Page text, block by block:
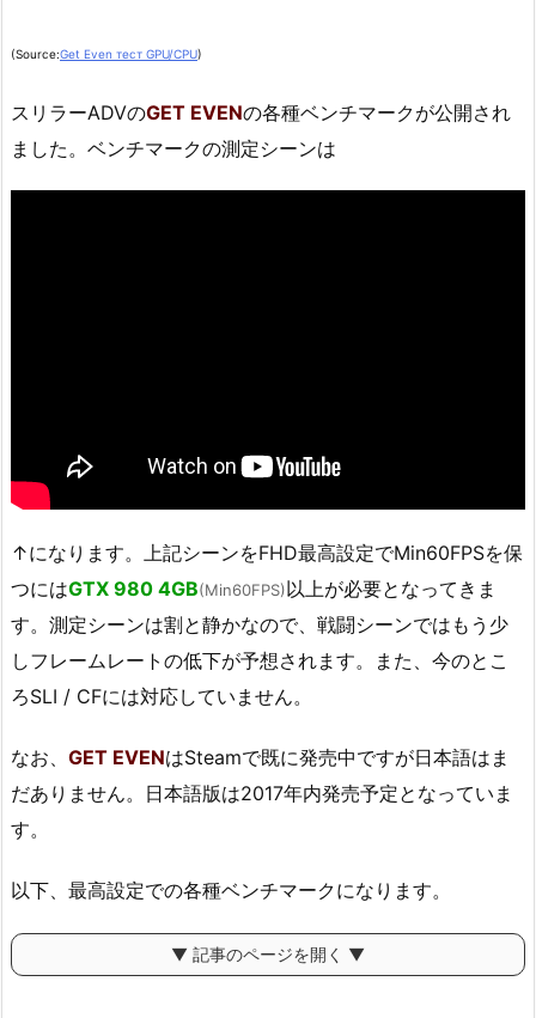
(Source:Get Even тест GPU/CPU)
スリラーADVのGET EVENの各種ベンチマークが公開され
ました。ベンチマークの測定シーンは
↑になります。上記シーンをFHD最高設定でMin60FPSを保
つにはGTX 980 4GB(Min60FPS)以上が必要となってきま
す。測定シーンは割と静かなので、戦闘シーンではもう少
しフレームレートの低下が予想されます。また、今のとこ
ろSLI / CFには対応していません。
なお、 GET EVENはSteamで既に発売中ですが日本語はま
だありません。日本語版は2017年内発売予定となっていま
す。
以下、最高設定での各種ベンチマークになります。
▼ 記事のページを開く ▼